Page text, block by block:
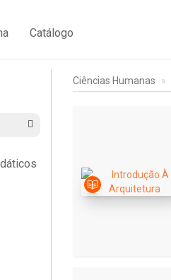
Catálogo
Ciências Humanas